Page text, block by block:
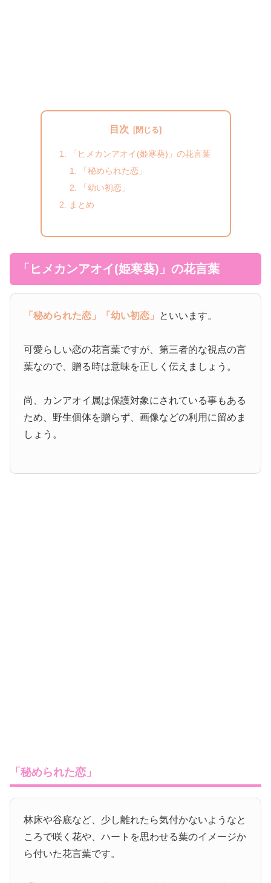
目次
「ヒメカンアオイ(姫寒葵)」の花言葉
「秘められた恋」
「幼い初恋」
まとめ
「ヒメカンアオイ(姫寒葵)」の花言葉
「秘められた恋」 「幼い初恋」 といいます。
可愛らしい恋の花言葉ですが、第三者的な視点の言
葉なので、贈る時は意味を正しく伝えましょう。
尚、カンアオイ属は保護対象にされている事もある
ため、野生個体を贈らず、画像などの利用に留めま
しょう。
「秘められた恋」
林床や谷底など、少し離れたら気付かないようなと
ころで咲く花や、ハートを思わせる葉のイメージか
ら付いた花言葉です。